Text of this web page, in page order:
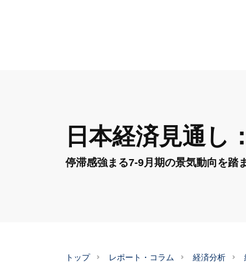
日本経済見通し
停滞感強まる7-9月期の景気動向を踏
トップ レポート・コラム 経済分析